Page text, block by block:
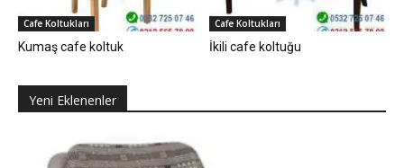
Cafe Koltukları
Kumaş cafe koltuk
Cafe Koltukları
İkili cafe koltuğu
Yeni Eklenenler